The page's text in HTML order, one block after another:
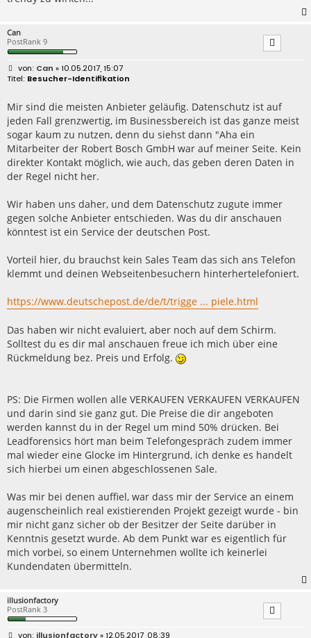
Can
PostRank 9
B
e
r
a
g
Can » 10.05.2017, 15:07
Besucher-Identifikation
Mir sind die meisten Anbieter geläufig. Datenschutz ist auf
jeden Fall grenzwertig, im Businessbereich ist das ganze meist
sogar kaum zu nutzen, denn du siehst dann "Aha ein
Mitarbeiter der Robert Bosch GmbH war auf meiner Seite. Kein
direkter Kontakt möglich, wie auch, das geben deren Daten in
der Regel nicht her.
Wir haben uns daher, und dem Datenschutz zugute immer
gegen solche Anbieter entschieden. Was du dir anschauen
könntest ist ein Service der deutschen Post.
Vorteil hier, du brauchst kein Sales Team das sich ans Telefon
klemmt und deinen Webseitenbesuchern hinterhertelefoniert.
https://www.deutschepost.de/de/t/trigge ... piele.html
Das haben wir nicht evaluiert, aber noch auf dem Schirm.
Solltest du es dir mal anschauen freue ich mich über eine
Rückmeldung bez. Preis und Erfolg.
PS: Die Firmen wollen alle VERKAUFEN VERKAUFEN VERKAUFEN
und darin sind sie ganz gut. Die Preise die dir angeboten
werden kannst du in der Regel um mind 50% drücken. Bei
Leadforensics hört man beim Telefongespräch zudem immer
mal wieder eine Glocke im Hintergrund, ich denke es handelt
sich hierbei um einen abgeschlossenen Sale.
Was mir bei denen auffiel, war dass mir der Service an einem
augenscheinlich real existierenden Projekt gezeigt wurde - bin
mir nicht ganz sicher ob der Besitzer der Seite darüber in
Kenntnis gesetzt wurde. Ab dem Punkt war es eigentlich für
mich vorbei, so einem Unternehmen wollte ich keinerlei
Kundendaten übermitteln.
illusionfactory
PostRank 3
B
illusionfactory» 12.05.2017, 08:39